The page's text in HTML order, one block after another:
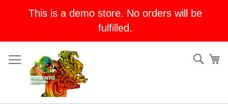
This is a demo store. No orders will be
fulfilled.
to
Content